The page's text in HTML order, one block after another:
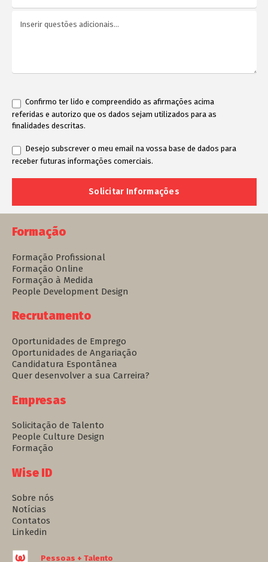
Confirmo ter lido e compreendido as afirmações acima
referidas e autorizo que os dados sejam utilizados para as
finalidades descritas.
Desejo subscrever o meu email na vossa base de dados para
receber futuras informações comerciais.
Formação
Formação Profissional
Formação Online
Formação à Medida
People Development Design
Recrutamento
Oportunidades de Emprego
Oportunidades de Angariação
Candidatura Espontânea
Quer desenvolver a sua Carreira?
Empresas
Solicitação de Talento
People Culture Design
Formação
Wise ID
Sobre nós
Notícias
Contatos
Linkedin
Pessoas + Talento